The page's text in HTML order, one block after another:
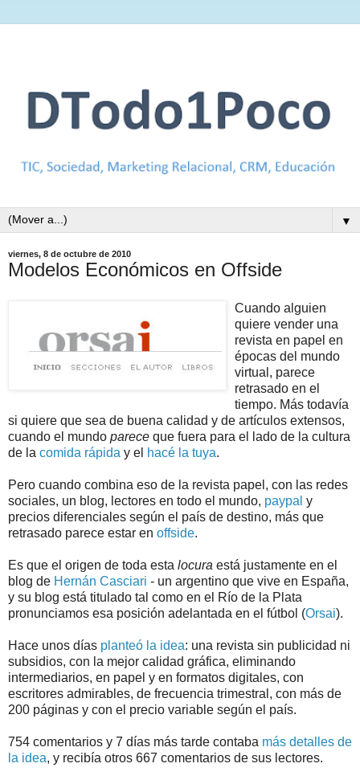
▼
viernes, 8 de octubre de 2010
Modelos Económicos en Offside
Cuando alguien
quiere vender una
revista en papel en
épocas del mundo
virtual, parece
retrasado en el
tiempo. Más todavía
si quiere que sea de buena calidad y de artículos extensos,
cuando el mundo parece que fuera para el lado de la cultura
de la comida rápida y el hacé la tuya.
Pero cuando combina eso de la revista papel, con las redes
sociales, un blog, lectores en todo el mundo, paypal y
precios diferenciales según el país de destino, más que
retrasado parece estar en offside.
Es que el origen de toda esta locura está justamente en el
blog de Hernán Casciari - un argentino que vive en España,
y su blog está titulado tal como en el Río de la Plata
pronunciamos esa posición adelantada en el fútbol (Orsai).
Hace unos días planteó la idea: una revista sin publicidad ni
subsidios, con la mejor calidad gráfica, eliminando
intermediarios, en papel y en formatos digitales, con
escritores admirables, de frecuencia trimestral, con más de
200 páginas y con el precio variable según el país.
754 comentarios y 7 días más tarde contaba más detalles de
la idea, y recibía otros 667 comentarios de sus lectores.